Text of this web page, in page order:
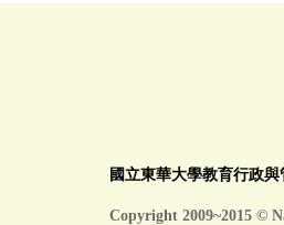
國立東華大學教育行政與
Copyright 2009~2015 ©